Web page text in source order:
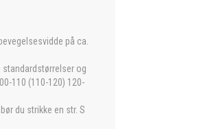
på ca.
standardstørrelser og
110 (110-120) 120-
du strikke en str. S